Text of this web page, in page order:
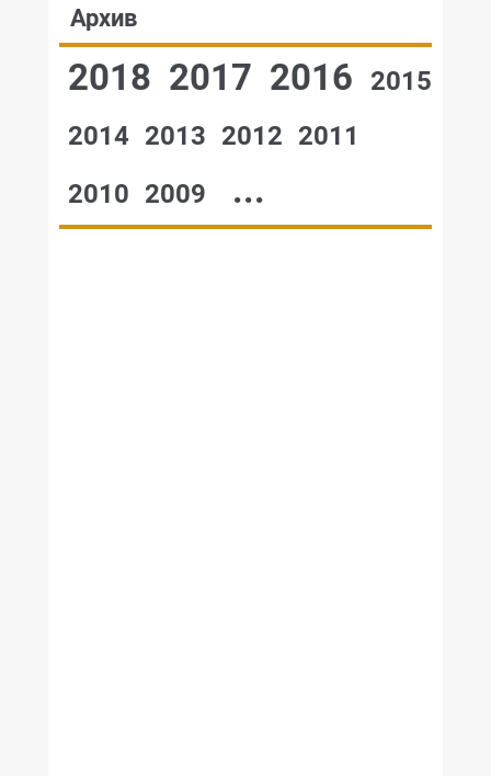
Архив
2018 2017 2016
2015
2014 2013 2012 2011
2010 2009 ...